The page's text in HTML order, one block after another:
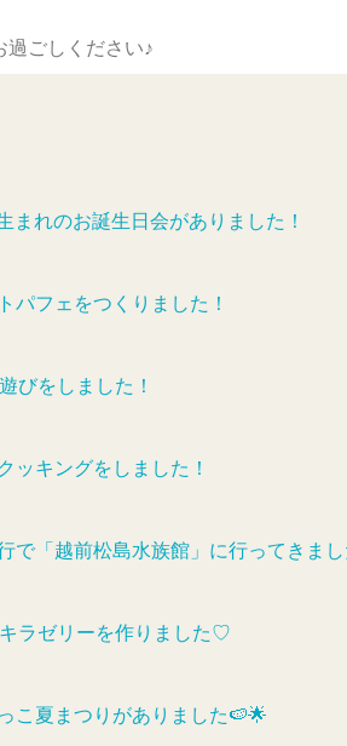
過ごしください♪
まれのお誕生日会がありました！
フェをつくりました！
びをしました！
キングをしました！
で「越前松島水族館」に行ってきま
ラゼリーを作りました♡
こ夏まつりがありました🍉🌟